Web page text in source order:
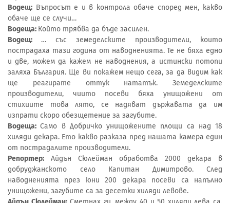
Водещ: Въпросът е и в контрола обаче според мен, какво
обаче ще се случи…
Водеща: Който трябва да бъде засилен.
Водещ: … със земеделските производители, които
пострадаха тази година от наводненията. Те не бяха едно
и две, можем да кажем не наводнения, а истински потопи
заляха България. Ще ви покажем нещо сега, за да видим как
ще реагирате оттук нататък. Земеделските
производители, чиито посеви бяха унищожени от
стихиите това лято, се надяват държавата да им
изпрати скоро обезщетение за загубите.
Водеща:Само в Добричко унищожените площи са над 18
хиляди декара. Ето какво разказа пред нашата камера един
от пострадалите производители.
Репортер: Айдън Сюлейман обработва 2000 декара в
добруджанското село Капитан Димитрово. След
наводненията през юни 200 декара посеви са напълно
унищожени, загубите са за десетки хиляди левове.